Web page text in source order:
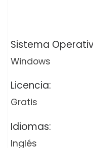
Sistema
Windows
Licencia:
Gratis
Idiomas:
Inglés